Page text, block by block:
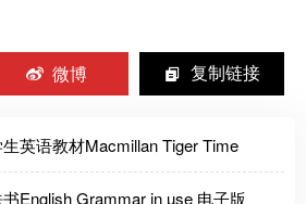
微博 复制链接
英语教材Macmillan Tiger Time
English Grammar in use 电子版